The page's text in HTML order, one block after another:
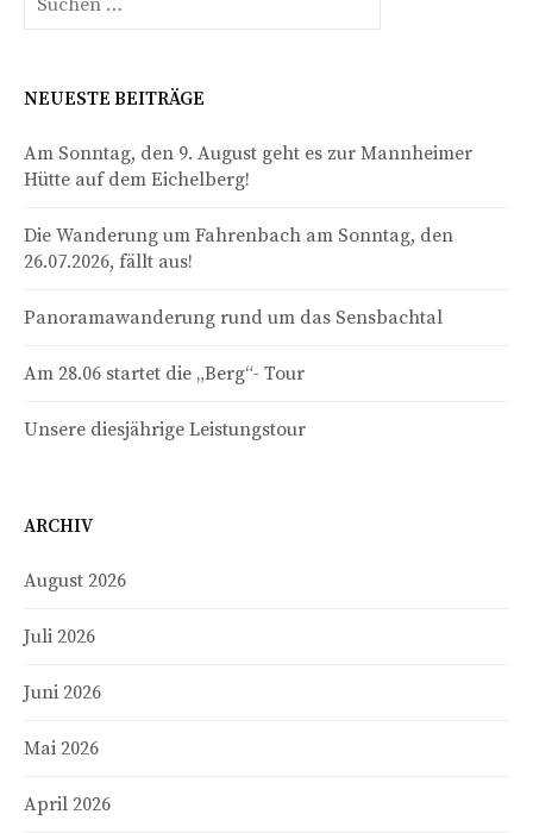
nach:
NEUESTE BEITRÄGE
Am Sonntag, den 9. August geht es zur Mannheimer
Hütte auf dem Eichelberg!
Die Wanderung um Fahrenbach am Sonntag, den
26.07.2026, fällt aus!
Panoramawanderung rund um das Sensbachtal
Am 28.06 startet die „Berg“- Tour
Unsere diesjährige Leistungstour
ARCHIV
August 2026
Juli 2026
Juni 2026
Mai 2026
April 2026